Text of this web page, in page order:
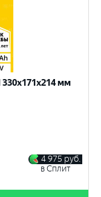
330x171x214 мм
4 975 руб.
в Сплит